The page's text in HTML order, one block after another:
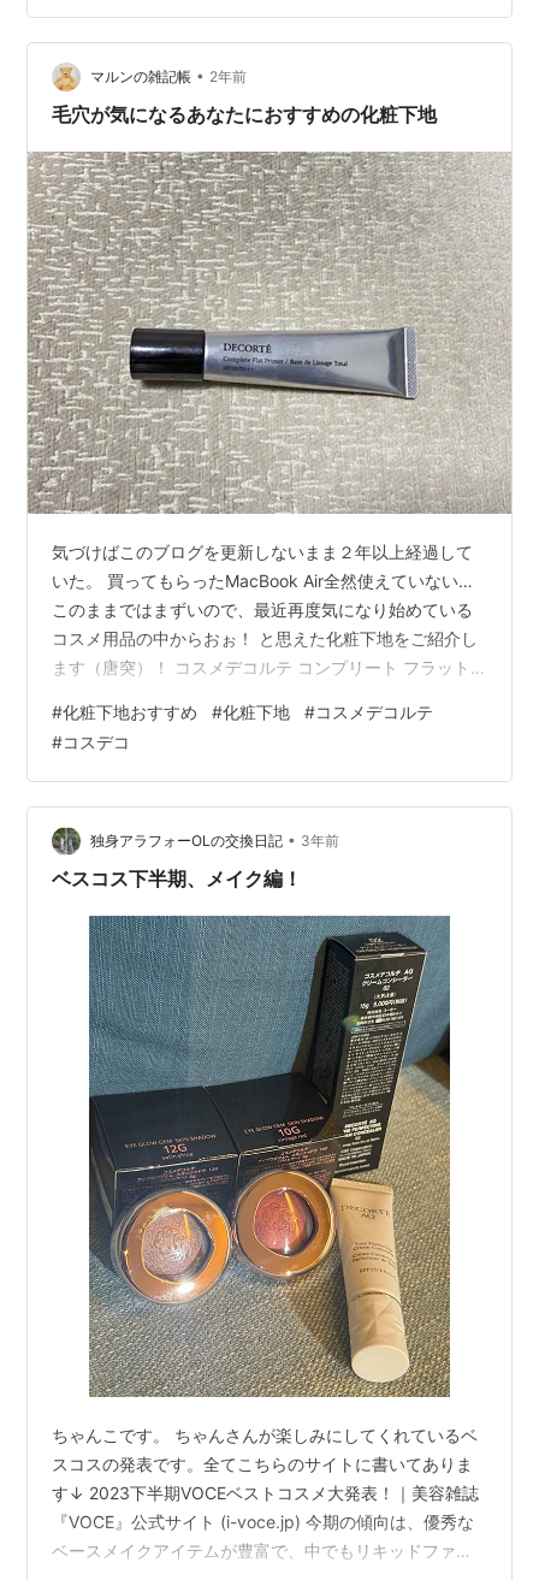
ルキット・トラベルセット リポソーム美容液サンプルプ
レゼント リポソーム美容液＋クリームのトラベルセット
ファンデーショ…
マルンの雑記帳 • 2年前
毛穴が気になるあなたにおすすめの化粧下地
気づけばこのブログを更新しないまま２年以上経過して
いた。 買ってもらったMacBook Air全然使えていない…
このままではまずいので、最近再度気になり始めている
コスメ用品の中からおぉ！ と思えた化粧下地をご紹介し
ます（唐突）！ コスメデコルテ コンプリート フラット
イマーです！ 以下公式説明 SPF20・PA++ 肌そのものを
美しく均一に見せる、素肌演出プライマー。肌のトーン
を自然にととのえ、素肌そのものが輝くような透明感の
ある仕上がりを実現します。オールシーズンお使いいた
だけます。リラックス感と華やかさを感じさせる、フレ
ッシュグリ…
#化粧下地おすすめ #化粧下地 #コスメデコルテ
#コスデコ
独身アラフォーOLの交換日記 • 3年前
ベスコス下半期、メイク編！
ちゃんこです。 ちゃんさんが楽しみにしてくれているベ
スコスの発表です。全てこちらのサイトに書いてありま
す↓ 2023下半期VOCEベストコスメ大発表！｜美容雑誌
『VOCE』公式サイト (i-voce.jp) 今期の傾向は、優秀な
ベースメイクアイテムが豊富で、中でもリキッドファン